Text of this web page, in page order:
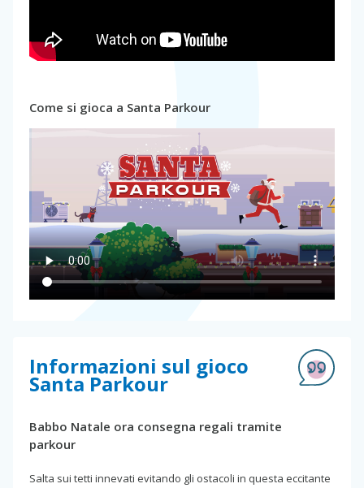
Come si gioca a Santa Parkour
Informazioni sul gioco
Santa Parkour
Babbo Natale ora consegna regali tramite
parkour
Salta sui tetti innevati evitando gli ostacoli in questa eccitante